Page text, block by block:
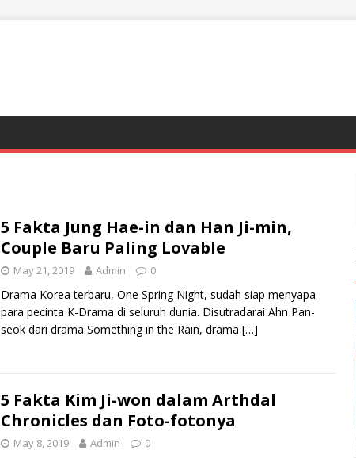
5 Fakta Jung Hae-in dan Han Ji-min,
Couple Baru Paling Lovable
May 21, 2019 Admin 0
Drama Korea terbaru, One Spring Night, sudah siap menyapa
para pecinta K-Drama di seluruh dunia. Disutradarai Ahn Pan-
seok dari drama Something in the Rain, drama […]
5 Fakta Kim Ji-won dalam Arthdal
Chronicles dan Foto-fotonya
May 8, 2019 Admin 0